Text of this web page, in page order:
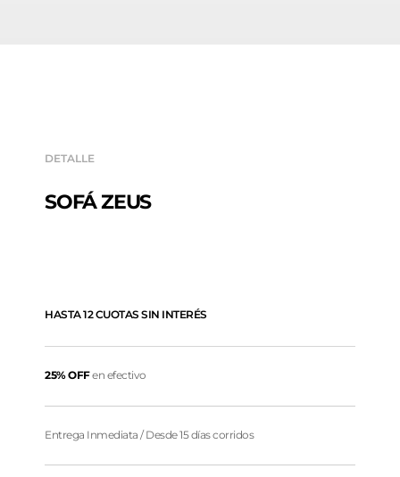
DETALLE
SOFÁ ZEUS
HASTA 12 CUOTAS SIN INTERÉS
25% OFFen efectivo
Entrega Inmediata / Desde 15 días corridos